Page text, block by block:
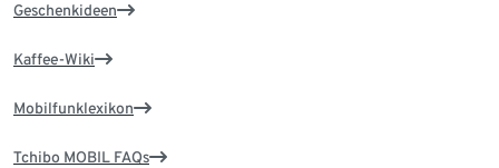
Geschenkideen
Kaffee-Wiki
Mobilfunklexikon
Tchibo MOBIL FAQs